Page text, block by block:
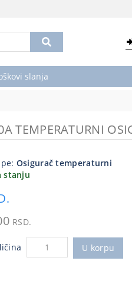
slanja
TEMPERATURNI
Osigurač temperaturni
stanju
RSD.
U korpu